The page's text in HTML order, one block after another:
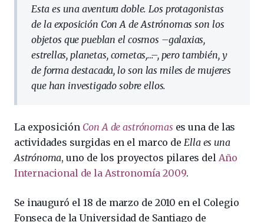
Esta es una aventura doble. Los protagonistas
de la exposición Con A de Astrónomas son los
objetos que pueblan el cosmos –galaxias,
estrellas, planetas, cometas,…–, pero también, y
de forma destacada, lo son las miles de mujeres
que han investigado sobre ellos.
La exposición Con A de astrónomas es una de las
actividades surgidas en el marco deElla es una
Astrónoma, uno de los proyectos pilares delAño
Internacional de la Astronomía 2009.
Se inauguró el 18 de marzo de 2010 en el Colegio
Fonseca de la Universidad de Santiago de